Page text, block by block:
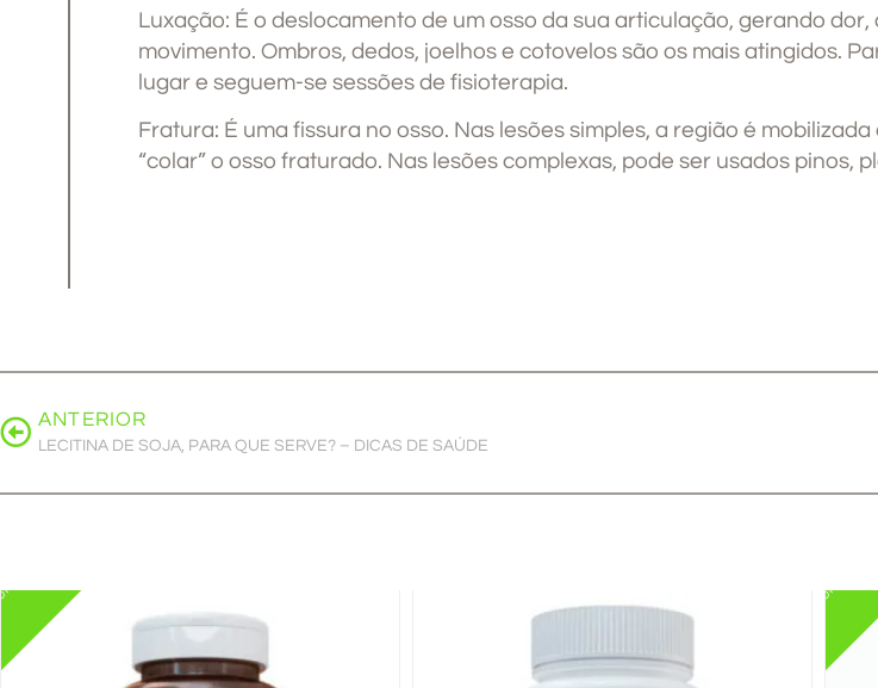
Luxação: É o deslocamento de um osso da sua articulação, gerando
movimento. Ombros, dedos, joelhos e cotovelos são os mais atingidos.
lugar e seguem-se sessões de fisioterapia.
Fratura: É uma fissura no osso. Nas lesões simples, a região é
“colar” o osso fraturado. Nas lesões complexas, pode ser usados pinos,
ANTERIOR
LECITINA DE SOJA, PARA QUE SERVE? – DICAS DE SAÚDE
PROMO